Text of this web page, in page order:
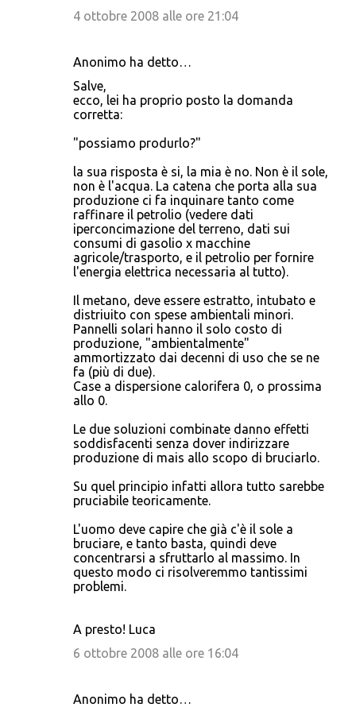
4 ottobre 2008 alle ore 21:04
Anonimo ha detto…
Salve,
ecco, lei ha proprio posto la domanda
corretta:
"possiamo produrlo?"
la sua risposta è si, la mia è no. Non è il sole,
non è l'acqua. La catena che porta alla sua
produzione ci fa inquinare tanto come
raffinare il petrolio (vedere dati
iperconcimazione del terreno, dati sui
consumi di gasolio x macchine
agricole/trasporto, e il petrolio per fornire
l'energia elettrica necessaria al tutto).
Il metano, deve essere estratto, intubato e
distriuito con spese ambientali minori.
Pannelli solari hanno il solo costo di
produzione, "ambientalmente"
ammortizzato dai decenni di uso che se ne
fa (più di due).
Case a dispersione calorifera 0, o prossima
allo 0.
Le due soluzioni combinate danno effetti
soddisfacenti senza dover indirizzare
produzione di mais allo scopo di bruciarlo.
Su quel principio infatti allora tutto sarebbe
pruciabile teoricamente.
L'uomo deve capire che già c'è il sole a
bruciare, e tanto basta, quindi deve
concentrarsi a sfruttarlo al massimo. In
questo modo ci risolveremmo tantissimi
problemi.
A presto! Luca
6 ottobre 2008 alle ore 16:04
Anonimo ha detto…